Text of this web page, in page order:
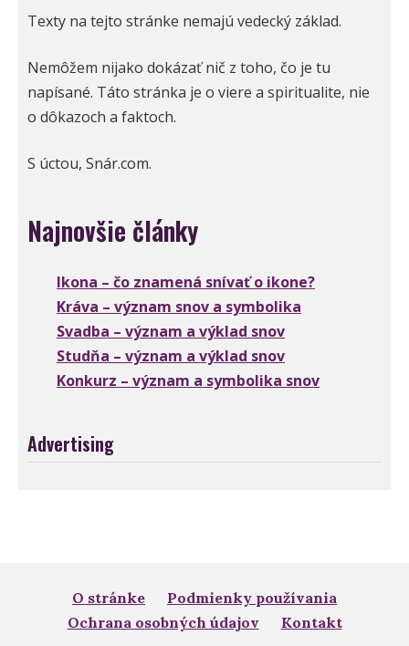
Texty na tejto stránke nemajú vedecký základ.
Nemôžem nijako dokázať nič z toho, čo je tu
napísané. Táto stránka je o viere a spiritualite, nie
o dôkazoch a faktoch.
S úctou, Snár.com.
Najnovšie články
Ikona – čo znamená snívať o ikone?
Kráva – význam snov a symbolika
Svadba – význam a výklad snov
Studňa – význam a výklad snov
Konkurz – význam a symbolika snov
Advertising
O stránke
Podmienky používania
Ochrana osobných údajov
Kontakt